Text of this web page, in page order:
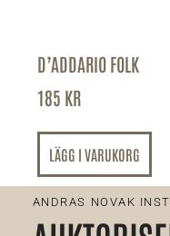
D’ADDARIO FOLK
185 KR
LÄGG I VARUKORG
ANDRAS NOVAK